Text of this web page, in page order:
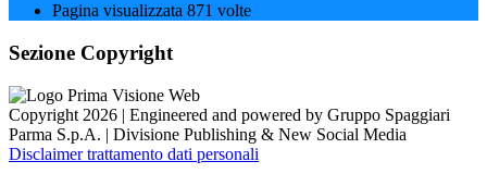
Pagina visualizzata 871 volte
Sezione Copyright
Copyright 2026 | Engineered and powered by Gruppo Spaggiari
Parma S.p.A. | Divisione Publishing & New Social Media
Disclaimer trattamento dati personali